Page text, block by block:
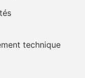
technique